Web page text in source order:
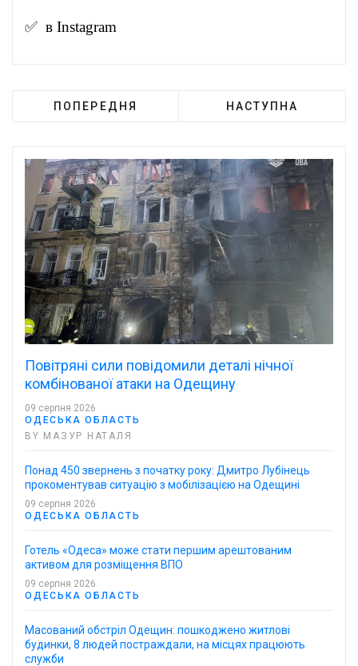
✅ в Instagram
ПОПЕРЕДНЯ НАСТУПНА
Повітряні сили повідомили деталі нічної
комбінованої атаки на Одещину
09 серпня 2026
ОДЕСЬКА ОБЛАСТЬ
BY МАЗУР НАТАЛЯ
Понад 450 звернень з початку року: Дмитро Лубінець
прокоментував ситуацію з мобілізацією на Одещині
09 серпня 2026
ОДЕСЬКА ОБЛАСТЬ
Готель «Одеса» може стати першим арештованим
активом для розміщення ВПО
09 серпня 2026
ОДЕСЬКА ОБЛАСТЬ
Масований обстріл Одещин: пошкоджено житлові
будинки, 8 людей постраждали, на місцях працюють
служби